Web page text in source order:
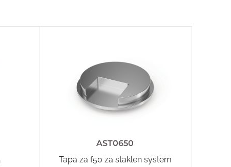
AST0650
Tapa za f50 za staklen system